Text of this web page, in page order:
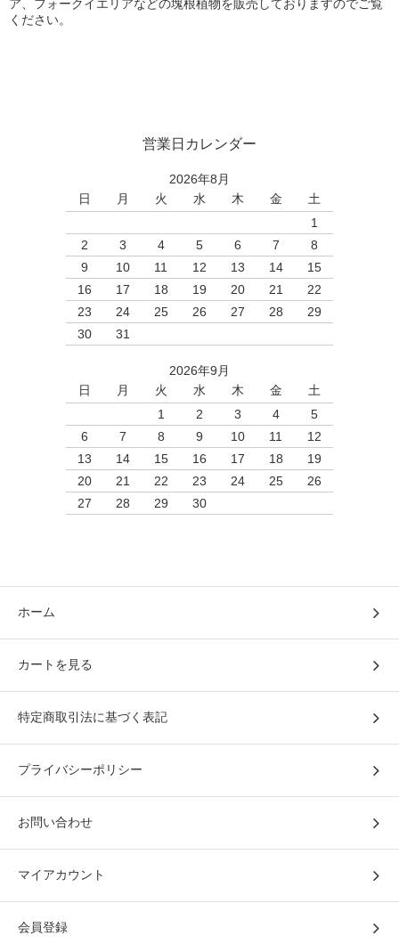
ア、フォークイエリアなどの塊根植物を販売しておりますのでご覧
ください。
営業日カレンダー
2026年8月
日
月 火 水 木 金
土
1
2
3 4 5 6 7
8
9
10 11 12 13 14
15
16
17 18 19 20 21
22
23
24 25 26 27 28
29
30
31
2026年9月
日
月 火 水 木 金
土
1
2 3 4
5
6
7 8 9 10 11
12
13
14 15 16 17 18
19
20
21 22 23 24 25
26
27
28 29 30
ホーム
カートを見る
特定商取引法に基づく表記
プライバシーポリシー
お問い合わせ
マイアカウント
会員登録